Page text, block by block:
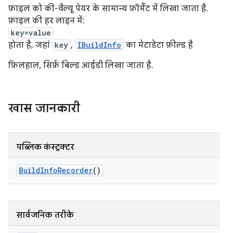
फ़ाइल को की-वैल्यू पेयर के सामान्य फ़ॉर्मैट में लिखा जाता है.
फ़ाइल की हर लाइन में:
key=value
होता है, जहां key , IBuildInfo का मेटाडेटा फ़ील्ड है
फ़िलहाल, सिर्फ़ बिल्ड आईडी लिखा जाता है.
खास जानकारी
पब्लिक कंस्ट्रक्टर
BuildInfoRecorder()
सार्वजनिक तरीके